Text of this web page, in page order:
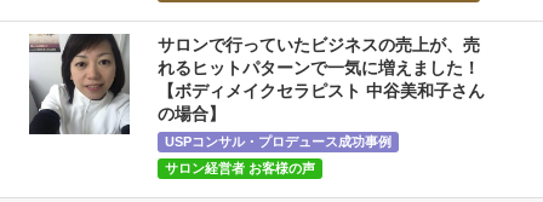
サロンで行っていたビジネスの売上が、売
れるヒットパターンで一気に増えました！
【ボディメイクセラピスト 中谷美和子さん
の場合】
USPコンサル・プロデュース成功事例
サロン経営者 お客様の声